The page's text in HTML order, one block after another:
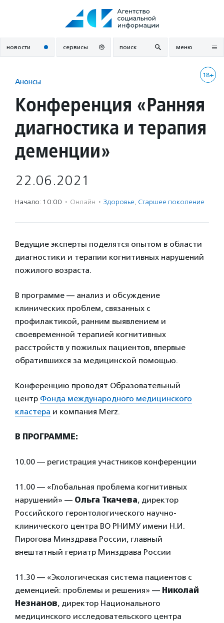
новости сервисы поиск меню
18+
Анонсы
Конференция «Ранняя
диагностика и терапия
деменции»
22.06.2021
Начало: 10:00 · Онлайн · Здоровье, Старшее поколение
Ведущие эксперты поделятся опытом в области
диагностики и терапии когнитивных нарушений
пожилого возраста.
В программе — анализ и обсуждение
клинических проблем, связанных с
профилактикой, ранним выявлением и
своевременной терапией когнитивных
расстройств у пожилых пациентов, впервые
обратившихся за медицинской помощью.
Конференцию проводят Образовательный
центр Фонда международного медицинского
кластера и компания Merz.
В ПРОГРАММЕ:
10.00 — регистрация участников конференции
11.00 — «Глобальная проблема когнитивных
нарушений» — Ольга Ткачева, директор
Российского геронтологического научно-
клинического центра ВО РНИМУ имени Н.И.
Пирогова Минздрава России, главный
внештатный гериатр Минздрава России
11.30 — «Экологическая система пациентов с
деменцией: проблемы и решения» — Николай
Незнанов, директор Национального
медицинского исследовательского центра